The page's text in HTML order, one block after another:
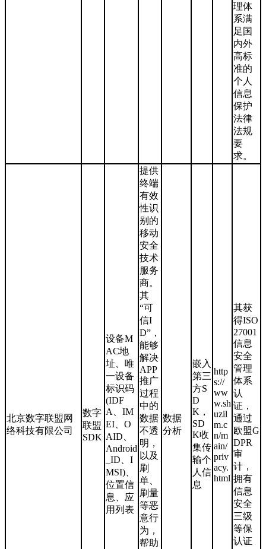
理体
系满
足国
内外
高标
准的
个人
信息
保护
法律
法规
要
求。
北京数字联盟网
络科技有限公司
数字
联盟
SDK
设备M
AC地
址、唯
一设备
标识码
(IDF
A、IM
EI、O
AID、
Android
_ID、I
MSI)、
位置信
息、应
用列表
提供
终端
有效
性识
别的
移动
安全
技术
服务
商。
其
“可
信I
D”，
能够
解决
APP
推广
过程
中的
数据
不透
明，
以及
刷
单、
刷量
等恶
意行
为，
帮助
数据
分析
嵌入
第三
方S
D
K，
SD
K收
集传
输个
人信
息
http
s://
ww
w.sh
uzil
m.c
n/m
ain/
priv
acy.
html
其获
得ISO
27001
信息
安全
管理
体系
认
证，
通过
欧盟G
DPR
审
计，
拥有
信息
安全
三级
等保
认证